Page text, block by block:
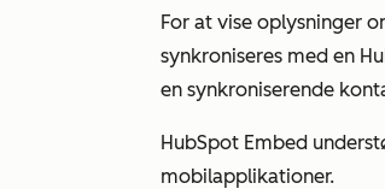
For at vise oplysninger
synkroniseres med en
en synkroniserende
HubSpot Embed
mobilapplikationer.